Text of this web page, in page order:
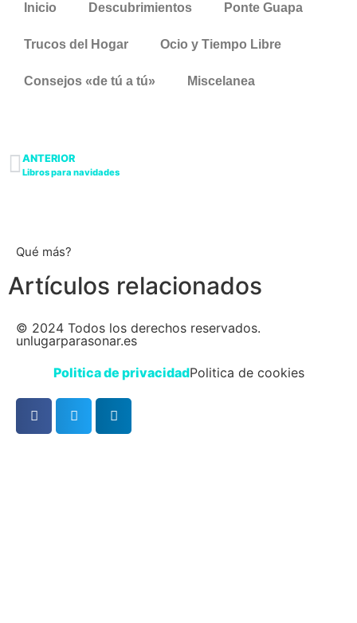
Inicio Descubrimientos Ponte Guapa
Trucos del Hogar Ocio y Tiempo Libre
Consejos «de tú a tú» Miscelanea
ANTERIOR
Libros para navidades
Qué más?
Artículos relacionados
© 2024 Todos los derechos reservados.
unlugarparasonar.es
Politica de privacidadPolitica de cookies